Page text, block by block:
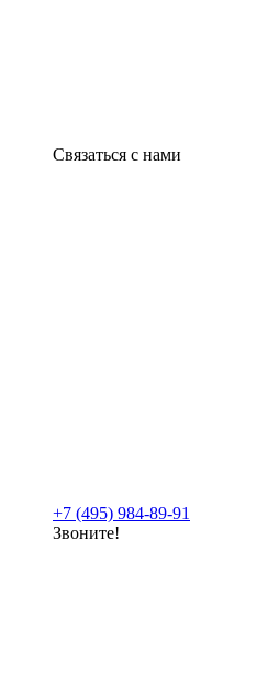
Связаться с нами
+7 (495) 984-89-91
Звоните!